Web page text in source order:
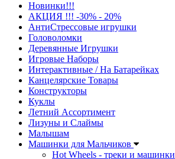
Новинки!!!
АКЦИЯ !!! -30% - 20%
АнтиСтрессовые игрушки
Головоломки
Деревянные Игрушки
Игровые Наборы
Интерактивные / На Батарейках
Канцелярские Товары
Конструкторы
Куклы
Летний Ассортимент
Лизуны и Слаймы
Малышам
Машинки для Мальчиков
Hot Wheels - треки и машинки